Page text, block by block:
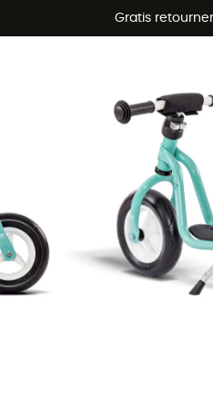
Gratis
Zomeraanbiedingen 🔥 -5%